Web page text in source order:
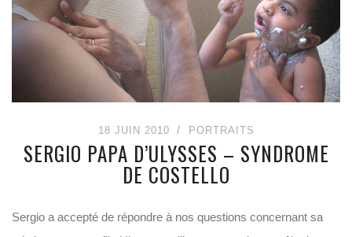
18 JUIN 2010 PORTRAITS
SERGIO PAPA D’ULYSSES – SYNDROME
DE COSTELLO
Sergio a accepté de répondre à nos questions concernant sa